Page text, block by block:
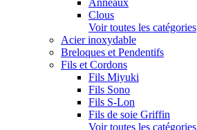
Anneaux
Clous
Voir toutes les catégories
Acier inoxydable
Breloques et Pendentifs
Fils et Cordons
Fils Miyuki
Fils Sono
Fils S-Lon
Fils de soie Griffin
Voir toutes les catégories